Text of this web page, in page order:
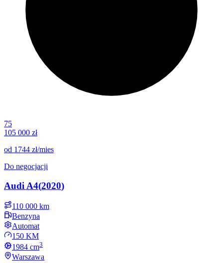
75
105 000 zł
od 1744 zł/mies
Do negocjacji
Audi A4(2020)
110 000 km
Benzyna
Automat
150 KM
1984 cm3
Warszawa